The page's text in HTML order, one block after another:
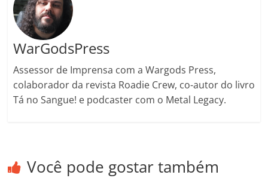
WarGodsPress
Assessor de Imprensa com a Wargods Press,
colaborador da revista Roadie Crew, co-autor do livro
Tá no Sangue! e podcaster com o Metal Legacy.
Você pode gostar também